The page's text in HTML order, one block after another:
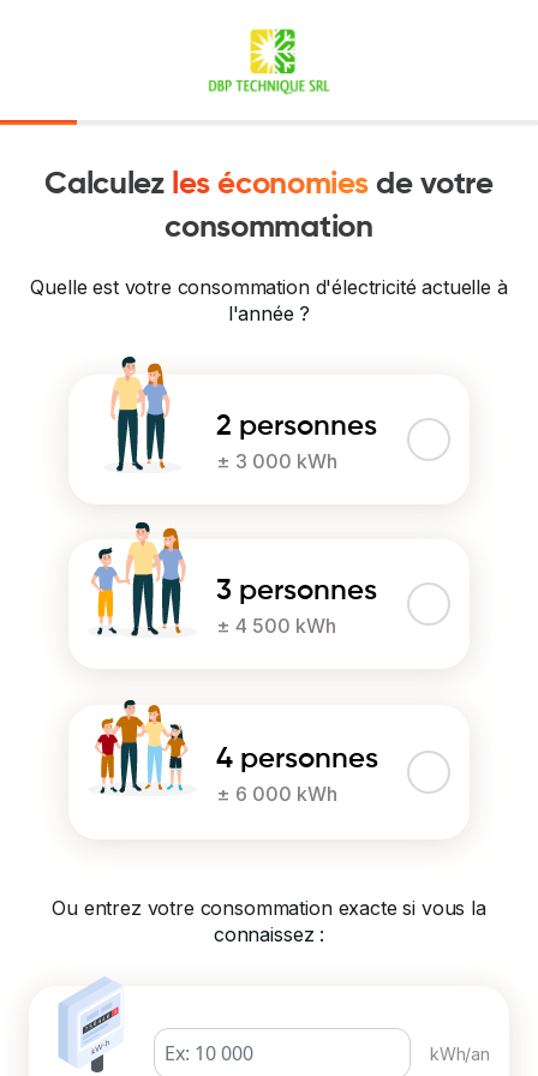
Calculez les économiesde votre
consommation
Quelle est votre consommation d'électricité actuelle à
l'année ?
2 personnes
± 3 000 kWh
3 personnes
± 4 500 kWh
4 personnes
± 6 000 kWh
Ou entrez votre consommation exacte si vous la
connaissez :
kWh/an